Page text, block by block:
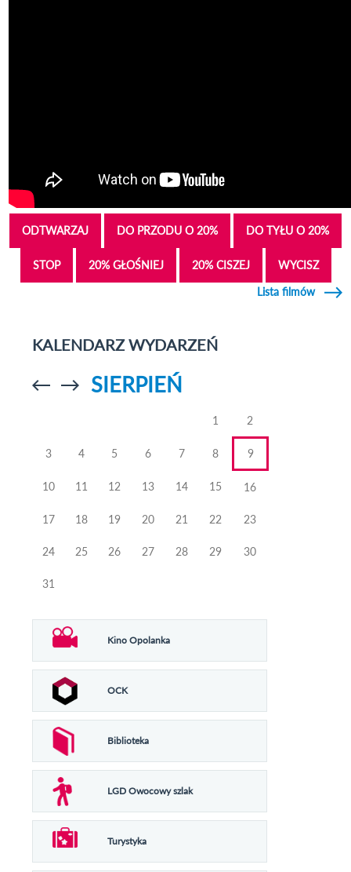
ODTWARZAJ DO PRZODU O 20% DO TYŁU O 20%
STOP 20% GŁOŚNIEJ 20% CISZEJ
WYCISZ
Lista filmów
KALENDARZ WYDARZEŃ
Przejdź doPrzejdź do
SIERPIEŃ
1 2
3 4 5 6 7 8 9
10 11 12 13 14 15 16
17 18 19 20 21 22 23
24 25 26 27 28 29 30
31
Kino Opolanka
OCK
Biblioteka
LGD Owocowy szlak
Turystyka